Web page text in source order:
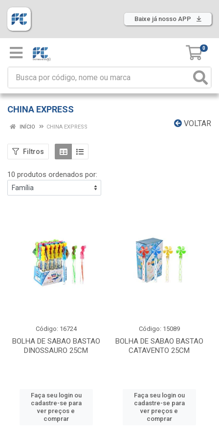
Baixe já nosso APP
0
CHINA EXPRESS
VOLTAR
INÍCIO CHINA EXPRESS
Filtros
10 produtos ordenados por:
BOLHA DE SABAO BASTAO
DINOSSAURO 25CM
Código: 16724
Faça seu login ou
cadastre-se para
ver preços e
comprar
BOLHA DE SABAO BASTAO
CATAVENTO 25CM
Código: 15089
Faça seu login ou
cadastre-se para
ver preços e
comprar